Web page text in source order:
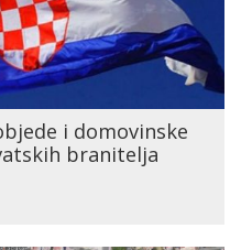
i domovinske
branitelja